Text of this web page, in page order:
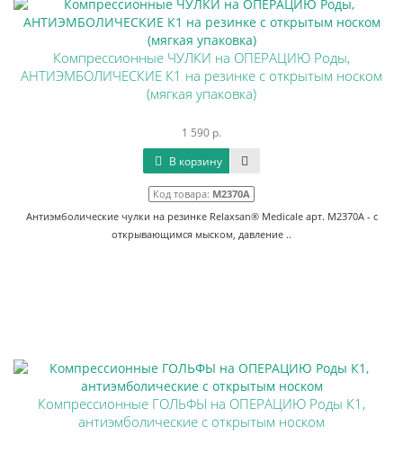
Компрессионные ЧУЛКИ на ОПЕРАЦИЮ Роды,
АНТИЭМБОЛИЧЕСКИЕ К1 на резинке с открытым носком
(мягкая упаковка)
1 590 р.
В корзину
Код товара: М2370А
Антиэмболические чулки на резинке Relaxsan® Medicale арт. M2370А - с
открывающимся мыском, давление ..
Компрессионные ГОЛЬФЫ на ОПЕРАЦИЮ Роды К1,
антиэмболические с открытым носком